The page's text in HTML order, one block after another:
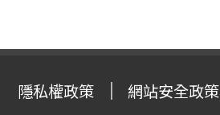
隱私權政策 網站安全政策